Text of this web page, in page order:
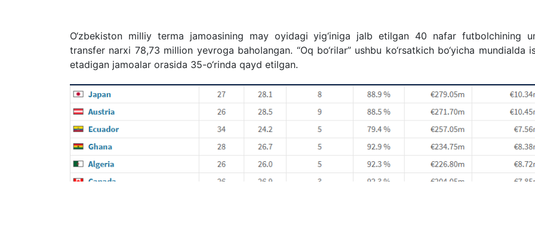
O‘zbekiston milliy terma jamoasining may oyidagi yig‘iniga jalb etilgan 40 nafar futbolchining
transfer narxi 78,73 million yevroga baholangan. “Oq bo‘rilar” ushbu ko‘rsatkich bo‘yicha mundialda
etadigan jamoalar orasida 35-o‘rinda qayd etilgan.